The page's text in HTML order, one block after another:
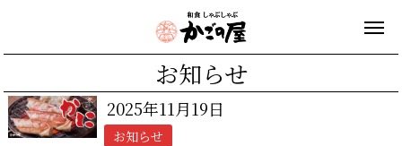
お知らせ
2025年11月19日
お知らせ